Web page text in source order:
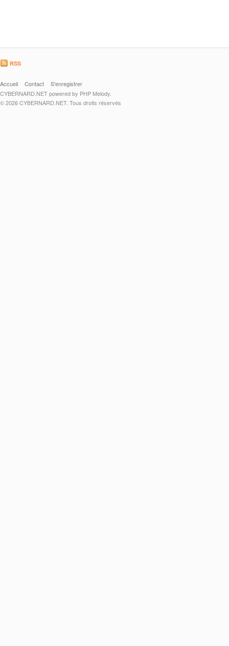
RSS
Accueil Contact
S'enregistrer
CYBERNARD.NET powered by PHP Melody.
© 2026 CYBERNARD.NET. Tous droits réservés